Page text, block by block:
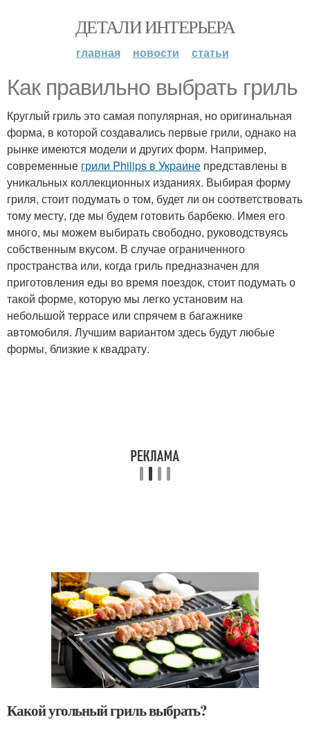
ДЕТАЛИ ИНТЕРЬЕРА
главная новости статьи
Как правильно выбрать гриль
Круглый гриль это самая популярная, но оригинальная
форма, в которой создавались первые грили, однако на
рынке имеются модели и других форм. Например,
современные грили Philips в Украине представлены в
уникальных коллекционных изданиях. Выбирая форму
гриля, стоит подумать о том, будет ли он соответствовать
тому месту, где мы будем готовить барбекю. Имея его
много, мы можем выбирать свободно, руководствуясь
собственным вкусом. В случае ограниченного
пространства или, когда гриль предназначен для
приготовления еды во время поездок, стоит подумать о
такой форме, которую мы легко установим на
небольшой террасе или спрячем в багажнике
автомобиля. Лучшим вариантом здесь будут любые
формы, близкие к квадрату.
Какой угольный гриль выбрать?